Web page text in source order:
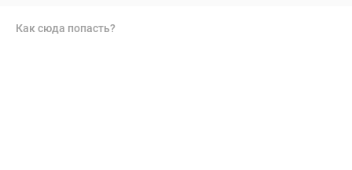
Как сюда попасть?